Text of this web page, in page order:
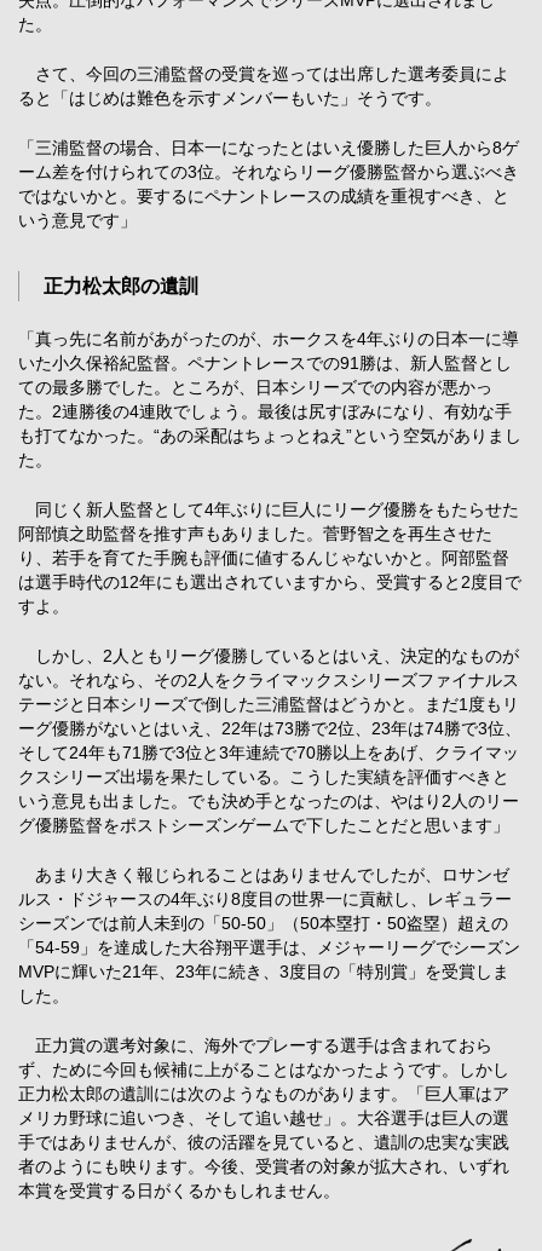
た。
さて、今回の三浦監督の受賞を巡っては出席した選考委員によ
ると「はじめは難色を示すメンバーもいた」そうです。
「三浦監督の場合、日本一になったとはいえ優勝した巨人から8ゲ
ーム差を付けられての3位。それならリーグ優勝監督から選ぶべき
ではないかと。要するにペナントレースの成績を重視すべき、と
いう意見です」
正力松太郎の遺訓
「真っ先に名前があがったのが、ホークスを4年ぶりの日本一に導
いた小久保裕紀監督。ペナントレースでの91勝は、新人監督とし
ての最多勝でした。ところが、日本シリーズでの内容が悪かっ
た。2連勝後の4連敗でしょう。最後は尻すぼみになり、有効な手
も打てなかった。“あの采配はちょっとねえ”という空気がありまし
た。
同じく新人監督として4年ぶりに巨人にリーグ優勝をもたらせた
阿部慎之助監督を推す声もありました。菅野智之を再生させた
り、若手を育てた手腕も評価に値するんじゃないかと。阿部監督
は選手時代の12年にも選出されていますから、受賞すると2度目で
すよ。
しかし、2人ともリーグ優勝しているとはいえ、決定的なものが
ない。それなら、その2人をクライマックスシリーズファイナルス
テージと日本シリーズで倒した三浦監督はどうかと。まだ1度もリ
ーグ優勝がないとはいえ、22年は73勝で2位、23年は74勝で3位、
そして24年も71勝で3位と3年連続で70勝以上をあげ、クライマッ
クスシリーズ出場を果たしている。こうした実績を評価すべきと
いう意見も出ました。でも決め手となったのは、やはり2人のリー
グ優勝監督をポストシーズンゲームで下したことだと思います」
あまり大きく報じられることはありませんでしたが、ロサンゼ
ルス・ドジャースの4年ぶり8度目の世界一に貢献し、レギュラー
シーズンでは前人未到の「50-50」（50本塁打・50盗塁）超えの
「54-59」を達成した大谷翔平選手は、メジャーリーグでシーズン
MVPに輝いた21年、23年に続き、3度目の「特別賞」を受賞しま
した。
正力賞の選考対象に、海外でプレーする選手は含まれておら
ず、ために今回も候補に上がることはなかったようです。しかし
正力松太郎の遺訓には次のようなものがあります。「巨人軍はア
メリカ野球に追いつき、そして追い越せ」。大谷選手は巨人の選
手ではありませんが、彼の活躍を見ていると、遺訓の忠実な実践
者のようにも映ります。今後、受賞者の対象が拡大され、いずれ
本賞を受賞する日がくるかもしれません。